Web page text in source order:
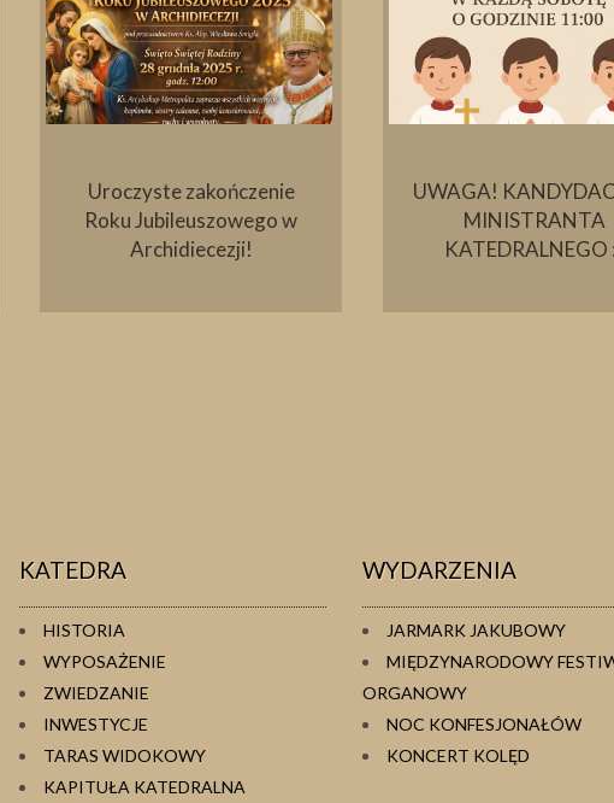
Uroczyste zakończenie
Roku Jubileuszowego w
Archidiecezji!
UWAGA!
MINISTRANTA
KATEDRALNEGO
KATEDRA
HISTORIA
WYPOSAŻENIE
ZWIEDZANIE
INWESTYCJE
TARAS WIDOKOWY
KAPITUŁA KATEDRALNA
WYDARZENIA
JARMARK JAKUBOWY
MIĘDZYNARODOWY
ORGANOWY
NOC KONFESJONAŁÓW
KONCERT KOLĘD